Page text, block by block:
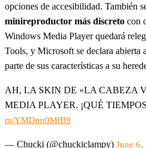
opciones de accesibilidad. También
minireproductor más discreto con
Windows Media Player quedará
Tools, y Microsoft se declara abierta
parte de sus características a su
AH, LA SKIN DE «LA CABEZA
MEDIA PLAYER. ¡QUÉ
m/YMDnn0MfB9
— Chucki (@chuckiclampy) June 6,